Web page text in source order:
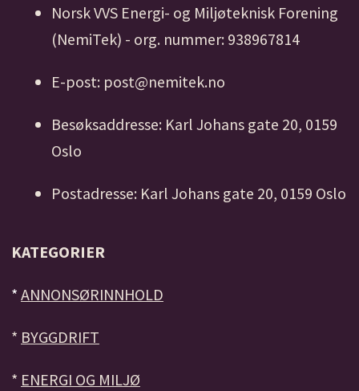
Norsk VVS Energi- og Miljøteknisk Forening
(NemiTek) - org. nummer: 938967814
E-post: post@nemitek.no
Besøksaddresse: Karl Johans gate 20, 0159
Oslo
Postadresse: Karl Johans gate 20, 0159 Oslo
KATEGORIER
* ANNONSØRINNHOLD
* BYGGDRIFT
* ENERGI OG MILJØ